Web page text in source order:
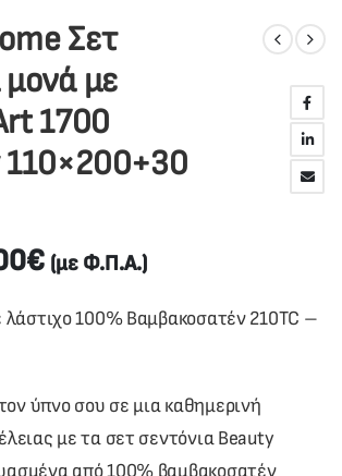
Σετ
μονά με
1700
€ (με Φ.Π.Α.)
λάστιχο 100% Βαμβακοσατέν 210TC –
ύπνο σου σε μια καθημερινή
με τα σετ σεντόνια Beauty
από 100% βαμβακοσατέν